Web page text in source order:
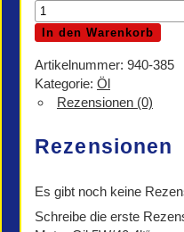
MOTOREX
4T
Boxer
Motor
Oil
5W/40
Menge
In den Warenkorb
Artikelnummer: 940-385
Kategorie: Öl
Rezensionen (0)
Rezensionen
Es gibt noch keine
Schreibe die erste